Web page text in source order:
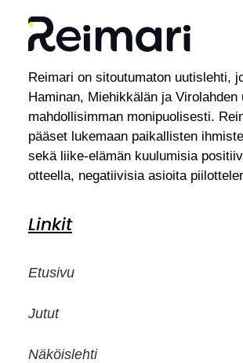
Reimari on sitoutumaton uutislehti,
Haminan, Miehikkälän ja Virolahden
mahdollisimman monipuolisesti.
pääset lukemaan paikallisten
sekä liike-elämän kuulumisia
otteella, negatiivisia asioita
Linkit
Etusivu
Jutut
Näköislehti